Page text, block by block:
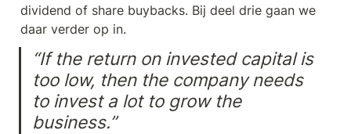
dividend of share buybacks. Bij deel drie gaan we
daar verder op in.
“If the return on invested capital is
too low, then the company needs
to invest a lot to grow the
business.”